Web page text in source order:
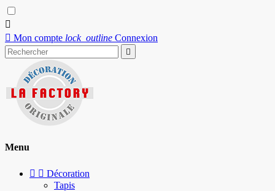

 Mon compte lock_outline Connexion

Menu
  Décoration
Tapis